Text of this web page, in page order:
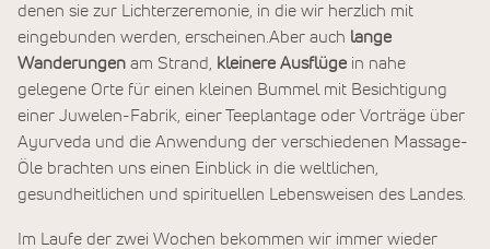
denen sie zur Lichterzeremonie, in die wir herzlich mit
eingebunden werden, erscheinen.Aber auch lange
Wanderungen am Strand, kleinere Ausflüge in nahe
gelegene Orte für einen kleinen Bummel mit Besichtigung
einer Juwelen-Fabrik, einer Teeplantage oder Vorträge über
Ayurveda und die Anwendung der verschiedenen Massage-
Öle brachten uns einen Einblick in die weltlichen,
gesundheitlichen und spirituellen Lebensweisen des Landes.
Im Laufe der zwei Wochen bekommen wir immer wieder